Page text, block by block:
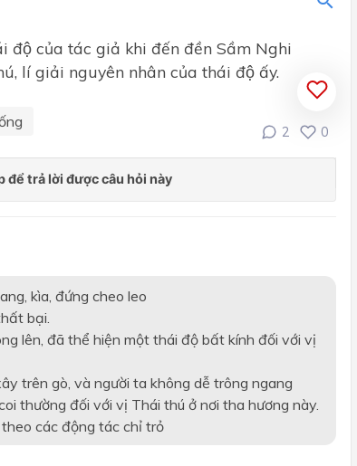
thuyết
Bài 9: Nghị luận văn học
Bài 10: Văn bản thông tin
Bài 1: Những gương mặt thân
Bài 4: Sắc thái của tiếng cười
Bài 5: Những tình huống khôi hài
Bài 6: Tình yêu Tổ quốc
Bài 7: Yêu thương và hi vọng
độ của tác giả khi đến đền Sầm Nghi
lí giải nguyên nhân của thái độ ấy.
2 0
kìa, đứng cheo leo
bại.
lên, đã thể hiện một thái độ bất kính đối với vị
trên gò, và người ta không dễ trông ngang
thường đối với vị Thái thú ở nơi tha hương này.
theo các động tác chỉ trỏ